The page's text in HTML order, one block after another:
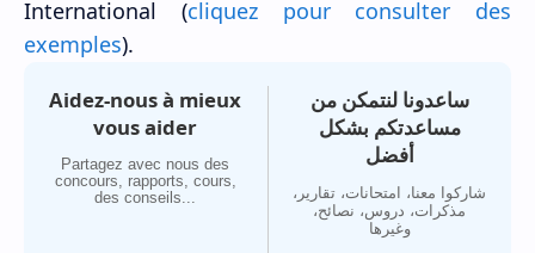
International (cliquez pour consulter des
exemples).
Aidez-nous à mieux
vous aider
Partagez avec nous des
concours, rapports, cours,
des conseils...
ساعدونا لنتمكن من
مساعدتكم بشكل
أفضل
شاركوا معنا، امتحانات، تقارير،
مذكرات، دروس، نصائح،
وغيرها